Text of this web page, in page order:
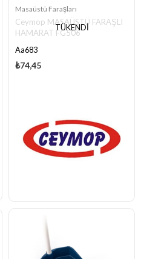
TÜKENDI
Masaüstü Faraşları
Ceymop MASAÜSTÜ FARAŞLI
HAMARAT FG506
Aa683
₺74,45